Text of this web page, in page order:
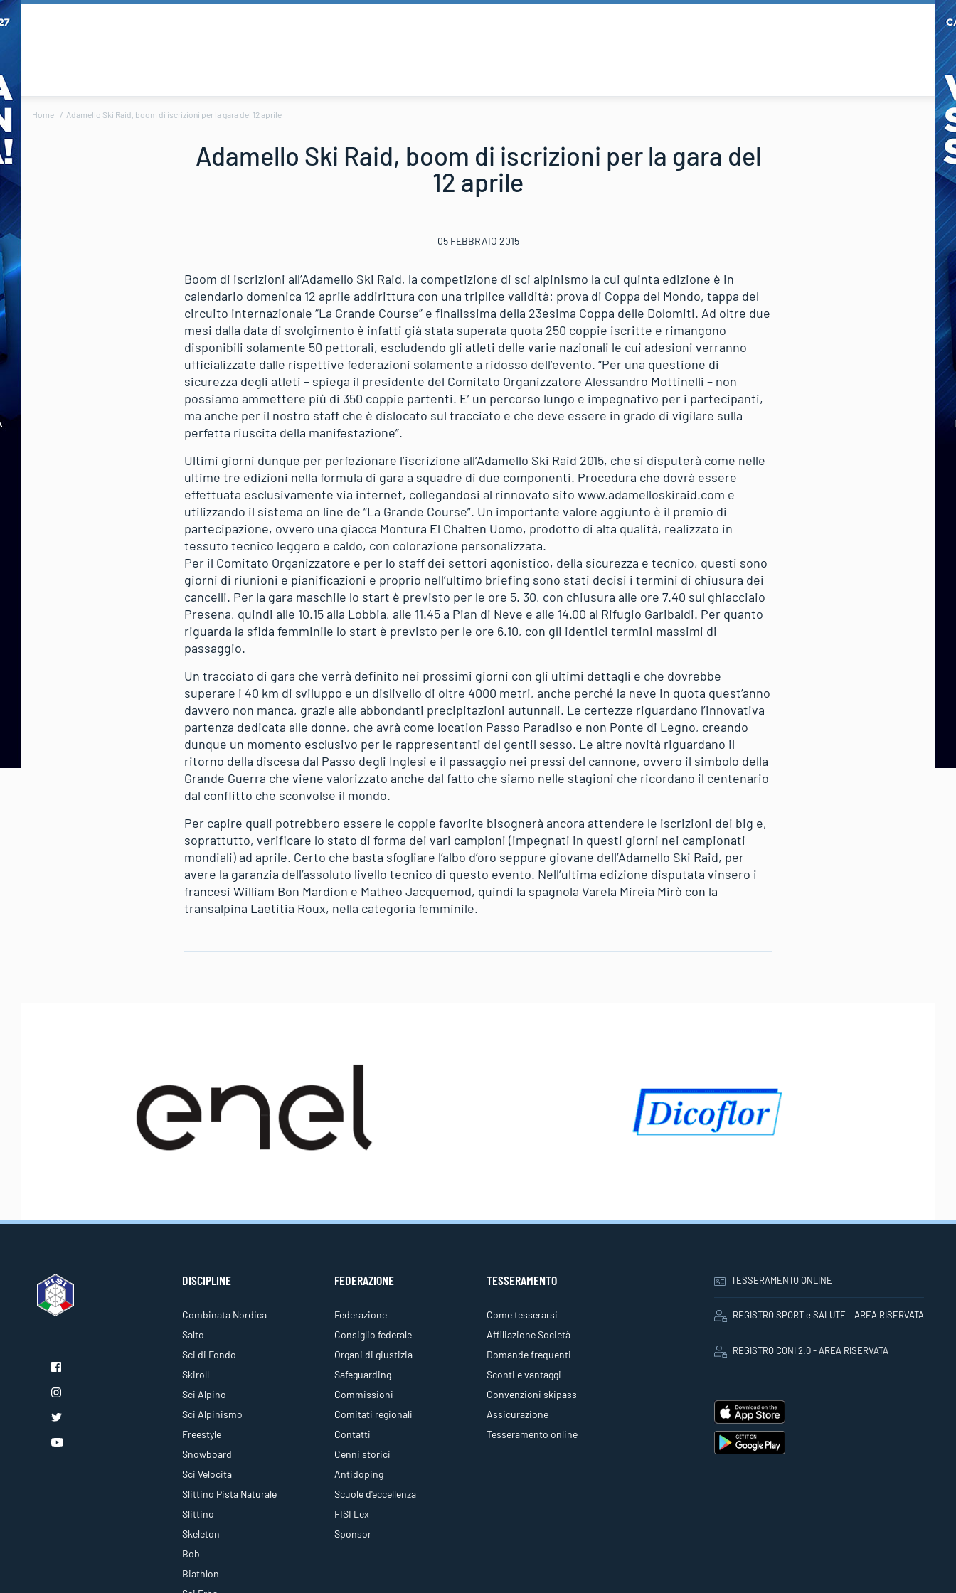
Home Adamello Ski Raid, boom di iscrizioni per la gara del 12 aprile
Adamello Ski Raid, boom di iscrizioni per la gara del
12 aprile
05 FEBBRAIO 2015
Boom di iscrizioni all’Adamello Ski Raid, la competizione di sci alpinismo la cui quinta edizione è in
calendario domenica 12 aprile addirittura con una triplice validità: prova di Coppa del Mondo, tappa del
circuito internazionale “La Grande Course” e finalissima della 23esima Coppa delle Dolomiti. Ad oltre due
mesi dalla data di svolgimento è infatti già stata superata quota 250 coppie iscritte e rimangono
disponibili solamente 50 pettorali, escludendo gli atleti delle varie nazionali le cui adesioni verranno
ufficializzate dalle rispettive federazioni solamente a ridosso dell’evento. “Per una questione di
sicurezza degli atleti – spiega il presidente del Comitato Organizzatore Alessandro Mottinelli – non
possiamo ammettere più di 350 coppie partenti. E’ un percorso lungo e impegnativo per i partecipanti,
ma anche per il nostro staff che è dislocato sul tracciato e che deve essere in grado di vigilare sulla
perfetta riuscita della manifestazione”.
Ultimi giorni dunque per perfezionare l’iscrizione all’Adamello Ski Raid 2015, che si disputerà come nelle
ultime tre edizioni nella formula di gara a squadre di due componenti. Procedura che dovrà essere
effettuata esclusivamente via internet, collegandosi al rinnovato sito www.adamelloskiraid.com e
utilizzando il sistema on line de “La Grande Course”. Un importante valore aggiunto è il premio di
partecipazione, ovvero una giacca Montura El Chalten Uomo, prodotto di alta qualità, realizzato in
tessuto tecnico leggero e caldo, con colorazione personalizzata.
Per il Comitato Organizzatore e per lo staff dei settori agonistico, della sicurezza e tecnico, questi sono
giorni di riunioni e pianificazioni e proprio nell’ultimo briefing sono stati decisi i termini di chiusura dei
cancelli. Per la gara maschile lo start è previsto per le ore 5. 30, con chiusura alle ore 7.40 sul ghiacciaio
Presena, quindi alle 10.15 alla Lobbia, alle 11.45 a Pian di Neve e alle 14.00 al Rifugio Garibaldi. Per quanto
riguarda la sfida femminile lo start è previsto per le ore 6.10, con gli identici termini massimi di
passaggio.
Un tracciato di gara che verrà definito nei prossimi giorni con gli ultimi dettagli e che dovrebbe
superare i 40 km di sviluppo e un dislivello di oltre 4000 metri, anche perché la neve in quota quest’anno
davvero non manca, grazie alle abbondanti precipitazioni autunnali. Le certezze riguardano l’innovativa
partenza dedicata alle donne, che avrà come location Passo Paradiso e non Ponte di Legno, creando
dunque un momento esclusivo per le rappresentanti del gentil sesso. Le altre novità riguardano il
ritorno della discesa dal Passo degli Inglesi e il passaggio nei pressi del cannone, ovvero il simbolo della
Grande Guerra che viene valorizzato anche dal fatto che siamo nelle stagioni che ricordano il centenario
dal conflitto che sconvolse il mondo.
Per capire quali potrebbero essere le coppie favorite bisognerà ancora attendere le iscrizioni dei big e,
soprattutto, verificare lo stato di forma dei vari campioni (impegnati in questi giorni nei campionati
mondiali) ad aprile. Certo che basta sfogliare l’albo d’oro seppure giovane dell’Adamello Ski Raid, per
avere la garanzia dell’assoluto livello tecnico di questo evento. Nell’ultima edizione disputata vinsero i
francesi William Bon Mardion e Matheo Jacquemod, quindi la spagnola Varela Mireia Mirò con la
transalpina Laetitia Roux, nella categoria femminile.
DISCIPLINE
Combinata Nordica
Salto
Sci di Fondo
Skiroll
Sci Alpino
Sci Alpinismo
Freestyle
Snowboard
Sci Velocita
Slittino Pista Naturale
Slittino
Skeleton
Bob
Biathlon
FEDERAZIONE
Federazione
Consiglio federale
Organi di giustizia
Safeguarding
Commissioni
Comitati regionali
Contatti
Cenni storici
Antidoping
Scuole d'eccellenza
FISI Lex
Sponsor
TESSERAMENTO
Come tesserarsi
Affiliazione Società
Domande frequenti
Sconti e vantaggi
Convenzioni skipass
Assicurazione
Tesseramento online
TESSERAMENTO ONLINE
REGISTRO SPORT e SALUTE – AREA RISERVATA
REGISTRO CONI 2.0 - AREA RISERVATA